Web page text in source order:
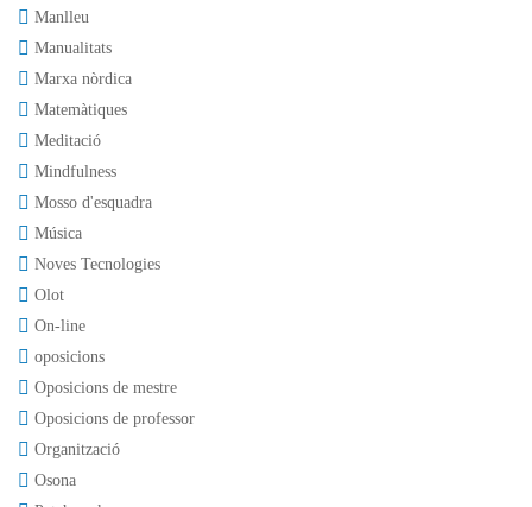
Manlleu
Manualitats
Marxa nòrdica
Matemàtiques
Meditació
Mindfulness
Mosso d'esquadra
Música
Noves Tecnologies
Olot
On-line
oposicions
Oposicions de mestre
Oposicions de professor
Organització
Osona